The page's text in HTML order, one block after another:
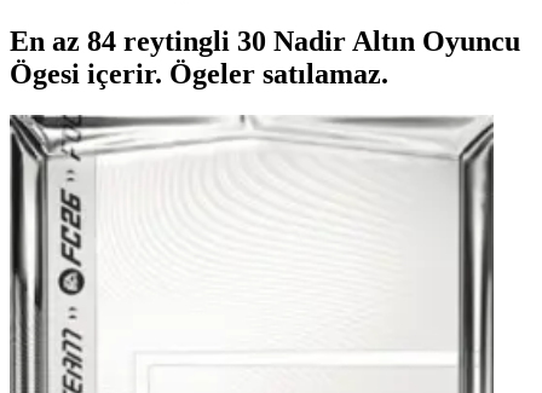
En az 84 reytingli 30 Nadir Altın Oyuncu
Ögesi içerir. Ögeler satılamaz.